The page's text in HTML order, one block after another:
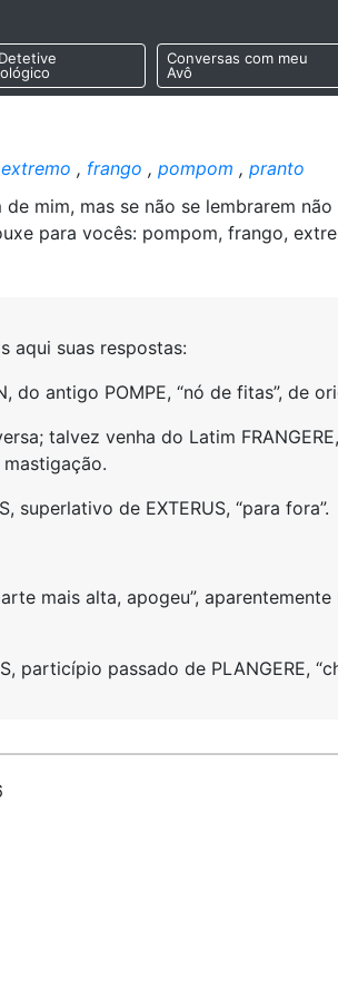
Conversas com meu
Avô
extremo , frango , pompom , pranto
de mim, mas se não se lembrarem
para vocês: pompom, frango,
aqui suas respostas:
do antigo POMPE, “nó de fitas”, de
talvez venha do Latim
superlativo de EXTERUS, “para fora”.
mais alta, apogeu”, aparentemente
particípio passado de PLANGERE,